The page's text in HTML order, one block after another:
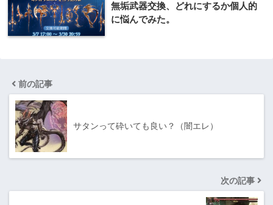
無垢武器交換、どれにするか個人的
に悩んでみた。
前の記事
サタンって砕いても良い？（闇エレ）
次の記事